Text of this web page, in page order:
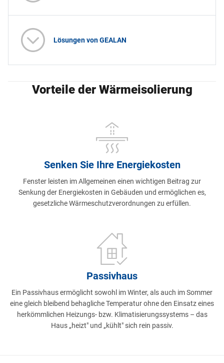
Lösungen von GEALAN
Vorteile der Wärmeisolierung
Senken Sie Ihre Energiekosten
Fenster leisten im Allgemeinen einen wichtigen Beitrag zur
Senkung der Energiekosten in Gebäuden und ermöglichen es,
gesetzliche Wärmeschutzverordnungen zu erfüllen.
Passivhaus
Ein Passivhaus ermöglicht sowohl im Winter, als auch im Sommer
eine gleich bleibend behagliche Temperatur ohne den Einsatz eines
herkömmlichen Heizungs- bzw. Klimatisierungssystems – das
Haus „heizt" und „kühlt" sich rein passiv.